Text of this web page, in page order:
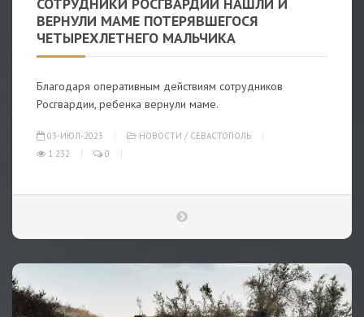
СОТРУДНИКИ РОСГВАРДИИ НАШЛИ И
ВЕРНУЛИ МАМЕ ПОТЕРЯВШЕГОСЯ
ЧЕТЫРЕХЛЕТНЕГО МАЛЬЧИКА
Благодаря оперативным действиям сотрудников
Росгвардии, ребенка вернули маме.
03-ИЮЛ-2023 НОВОСТИ / СЕВАСТОПОЛЬ
1 232
0